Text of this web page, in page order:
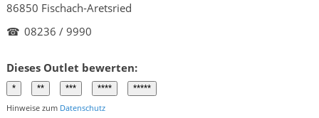
86850 Fischach-Aretsried
☎ 08236 / 9990
Dieses Outlet bewerten:
Hinweise zum Datenschutz